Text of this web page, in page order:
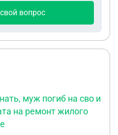
вопрос
муж погиб на сво и
на ремонт жилого